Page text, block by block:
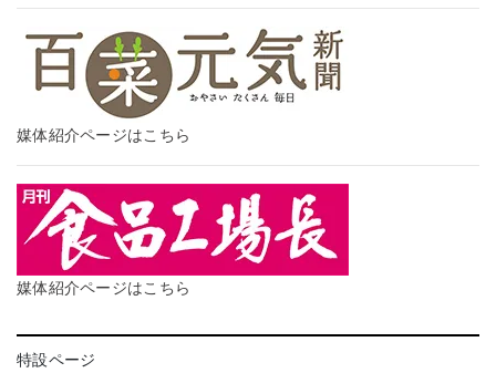
媒体紹介ページはこちら
媒体紹介ページはこちら
特設ページ